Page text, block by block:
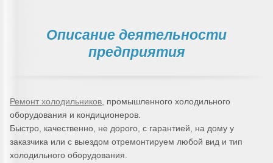
Описание деятельности
предприятия
Ремонт холодильников , промышленного холодильного
оборудования и кондиционеров.
Быстро, качественно, не дорого, с гарантией, на дому у
заказчика или с выездом отремонтируем любой вид и тип
холодильного оборудования.